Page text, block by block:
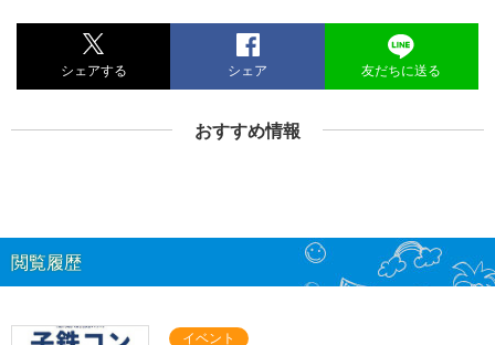
シェアする シェア 友だちに送る
おすすめ情報
閲覧履歴